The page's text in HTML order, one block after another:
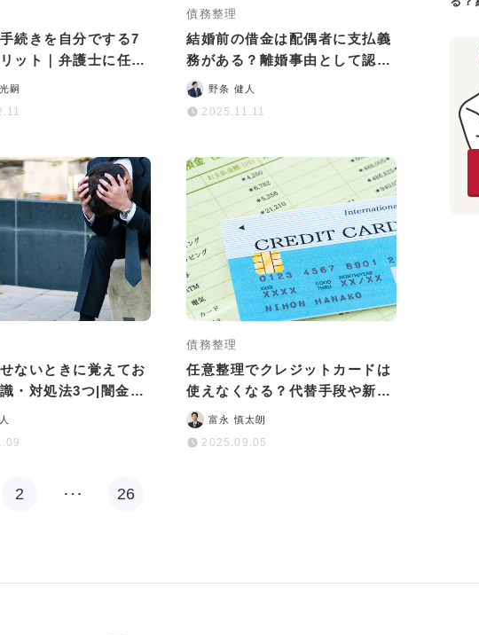
続きを自分でする7
ット｜弁護士に任せ
ことも
嗣
債務整理
結婚前の借金は配偶者に支払義
務がある？離婚事由として認め
られる？
野条 健人
2025.11.11
ないときに覚えてお
・対処法3つ|闇金に
夫は嘘！
債務整理
任意整理でクレジットカードは
使えなくなる？代替手段や新規
作成のポイントも解説
富永 慎太朗
2025.09.05
2 … 26